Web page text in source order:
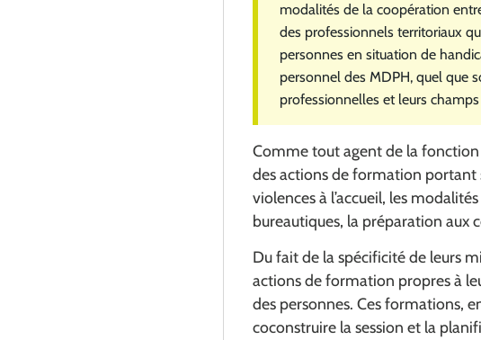
modalités de la coopération
des professionnels territoriaux
personnes en situation de
personnel des MDPH, quel que
professionnelles et leurs
Comme tout agent de la
des actions de formation portant
violences à l’accueil, les
bureautiques, la préparation aux
Du fait de la spécificité de leurs
actions de formation propres à
des personnes. Ces formations,
coconstruire la session et la